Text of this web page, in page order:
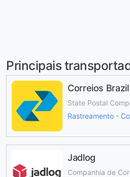
Principais
Correios Brazil
State Postal
Rastreamento -
Jadlog
Companhia de